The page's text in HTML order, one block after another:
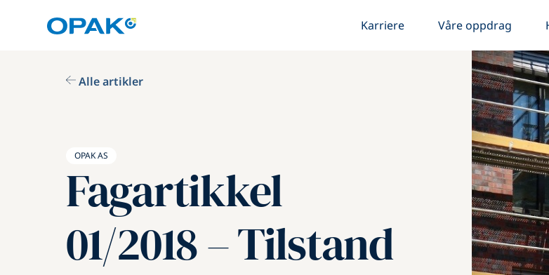
Karriere Våre oppdrag
Alle artikler
OPAK AS
Fagartikkel
01/2018 – Tilstand